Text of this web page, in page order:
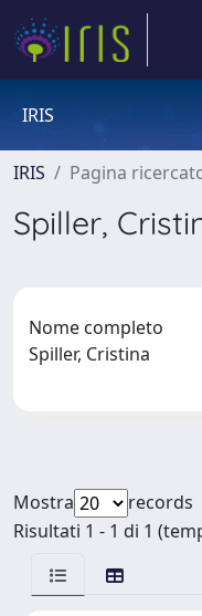
IRIS
IRIS Pagina
Spiller,
Nome completo
Spiller, Cristina
Mostra
records
Risultati 1 - 1 di 1